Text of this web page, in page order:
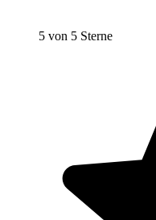
5 von 5 Sterne